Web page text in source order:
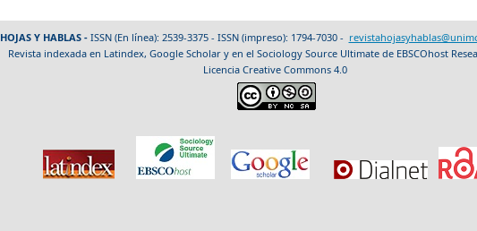
HOJAS Y HABLAS - ISSN (En línea): 2539-3375 - ISSN (impreso): 1794-7030 -
Revista indexada en Latindex, Google Scholar y en el Sociology Source Ultimate de EBSCOhost
Licencia Creative Commons 4.0